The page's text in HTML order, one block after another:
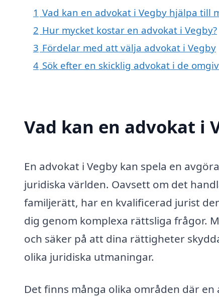
1 Vad kan en advokat i Vegby hjälpa till
2 Hur mycket kostar en advokat i Vegby?
3 Fördelar med att välja advokat i Vegby
4 Sök efter en skicklig advokat i de
Vad kan en advokat i
En advokat i Vegby kan spela en
juridiska världen. Oavsett om det
familjerätt, har en kvalificerad jurist
dig genom komplexa rättsliga frågor.
och säker på att dina rättigheter
olika juridiska utmaningar.
Det finns många olika områden där